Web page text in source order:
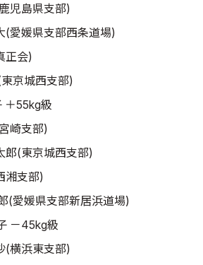
児島県支部)
(愛媛県支部西条道場)
正会)
城西支部)
＋55kg級
崎支部)
郎(東京城西支部)
湘支部)
媛県支部新居浜道場)
－45kg級
(横浜東支部)